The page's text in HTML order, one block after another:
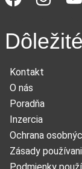
Kontakt
O nás
Poradňa
Inzercia
Ochrana
Zásady